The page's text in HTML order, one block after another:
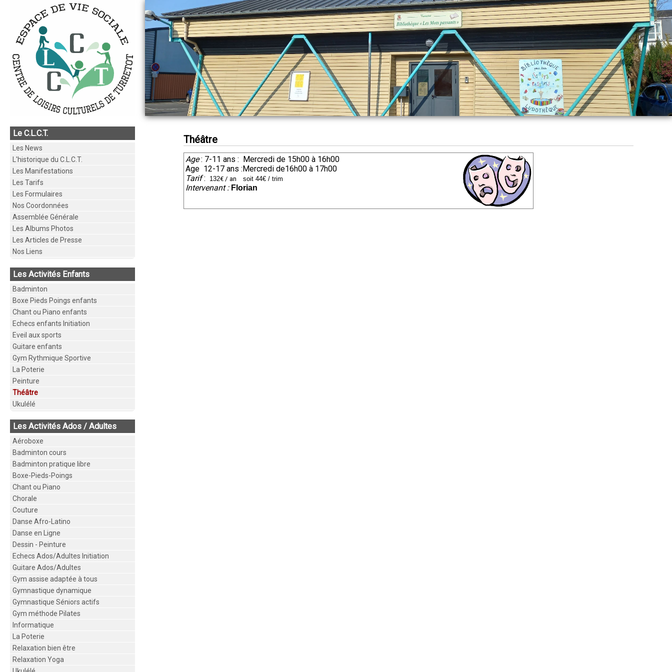
Le C.L.C.T.
Les News
L'historique du C.L.C.T.
Les Manifestations
Les Tarifs
Les Formulaires
Nos Coordonnées
Assemblée Générale
Les Albums Photos
Les Articles de Presse
Nos Liens
Les Activités Enfants
Badminton
Boxe Pieds Poings enfants
Chant ou Piano enfants
Echecs enfants Initiation
Eveil aux sports
Guitare enfants
Gym Rythmique Sportive
La Poterie
Peinture
Théâtre
Ukulélé
Les Activités Ados / Adultes
Aéroboxe
Badminton cours
Badminton pratique libre
Boxe-Pieds-Poings
Chant ou Piano
Chorale
Couture
Danse Afro-Latino
Danse en Ligne
Dessin - Peinture
Echecs Ados/Adultes Initiation
Guitare Ados/Adultes
Gym assise adaptée à tous
Gymnastique dynamique
Gymnastique Séniors actifs
Gym méthode Pilates
Informatique
La Poterie
Relaxation bien être
Relaxation Yoga
Théâtre
Age: 7-11 ans : Mercredi de 15h00 à 16h00
Age 12-17 ans :Mercredi de16h00 à 17h00
Tarif: 132€ / an soit 44€ / trim
Intervenant : Florian